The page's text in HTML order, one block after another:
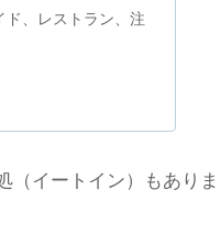
ド、レストラン、注
（イートイン）もありま